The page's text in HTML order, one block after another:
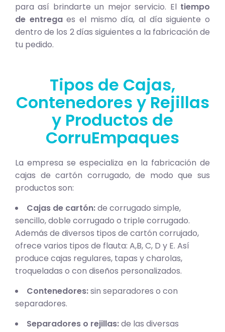
para así brindarte un mejor servicio. El tiempo
de entregaes el mismo día, al día siguiente o
dentro de los 2 días siguientes a la fabricación de
tu pedido.
Tipos de Cajas,
Contenedores y Rejillas
y Productos de
CorruEmpaques
La empresa se especializa en la fabricación de
cajas de cartón corrugado, de modo que sus
productos son:
Cajas de cartón:de corrugado simple,
sencillo, doble corrugado o triple corrugado.
Además de diversos tipos de cartón corrujado,
ofrece varios tipos de flauta: A,B, C, D y E. Así
produce cajas regulares, tapas y charolas,
troqueladas o con diseños personalizados.
Contenedores:sin separadores o con
separadores.
Separadores o rejillas:de las diversas